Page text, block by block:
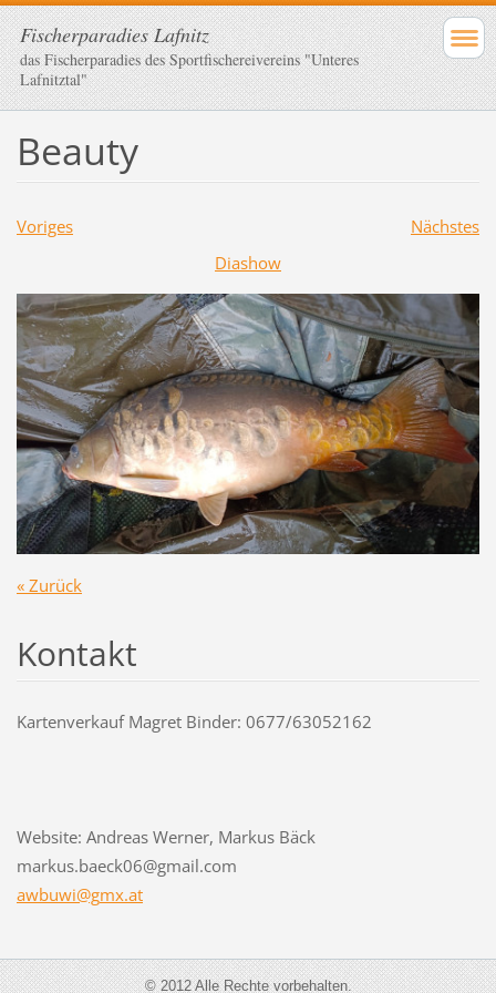
Fischerparadies Lafnitz
das Fischerparadies des Sportfischereivereins "Unteres
Lafnitztal"
Beauty
Voriges
Nächstes
Diashow
« Zurück
Kontakt
Kartenverkauf Magret Binder: 0677/63052162
Website: Andreas Werner, Markus Bäck
markus.baeck06@gmail.com
awbuwi@gmx.at
© 2012 Alle Rechte vorbehalten.